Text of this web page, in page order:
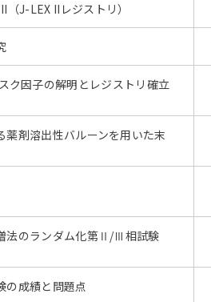
J-LEX IIレジストリ）
因子の解明とレジストリ確立
剤溶出性バルーンを用いた末
法のランダム化第Ⅱ/Ⅲ相試験
の成績と問題点